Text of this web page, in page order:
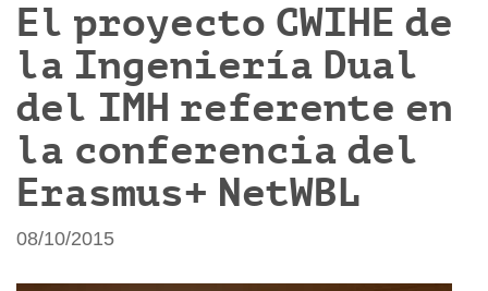
El proyecto CWIHE de
la Ingeniería Dual
del IMH referente en
la conferencia del
Erasmus+ NetWBL
08/10/2015